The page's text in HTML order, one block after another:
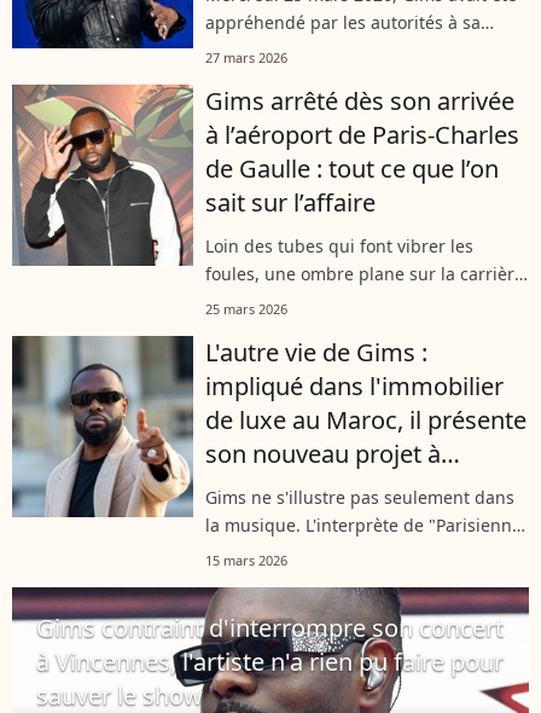
appréhendé par les autorités à sa
descente de l'avion à Paris avant d'être
est sorti ce vendredi pour être...
27 mars 2026
Gims arrêté dès son arrivée
à l’aéroport de Paris-Charles
de Gaulle : tout ce que l’on
sait sur l’affaire
Loin des tubes qui font vibrer les
foules, une ombre plane sur la carrière
de Gims. La star montante de la
semblait inébranlable, se retrouve au...
25 mars 2026
L'autre vie de Gims :
impliqué dans l'immobilier
de luxe au Maroc, il présente
son nouveau projet à
Marrakech
Gims ne s'illustre pas seulement dans
la musique. L'interprète de "Parisienne"
investit également dans le domaine de
chanteur présente son projet,...
15 mars 2026
Gims contraint d'interrompre son concert
à Vincennes, l'artiste n'a rien pu faire pour
sauver le show